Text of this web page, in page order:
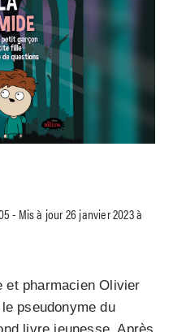
- Mis à jour 26 janvier 2023 à
et pharmacien Olivier
pseudonyme du